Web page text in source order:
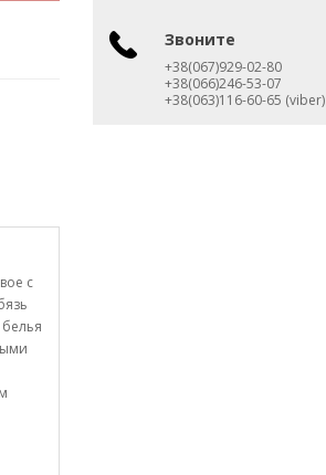
с
Звоните
+38(067)929-02-80
+38(066)246-53-07
+38(063)116-60-65 (viber)